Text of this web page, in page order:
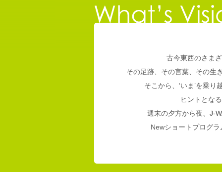
古今東西のさま
その足跡、その言葉、その生
そこから、‘いま’を乗
ヒントとな
週末の夕方から夜、 J-
Newショートプログ